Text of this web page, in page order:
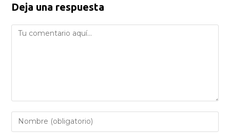
Deja una respuesta